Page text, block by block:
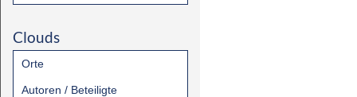
Clouds
Orte
Autoren / Beteiligte